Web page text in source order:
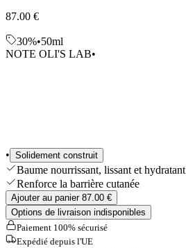
87.00 €
30%•50ml
NOTE OLI'S LAB•
• Solidement construit
Baume nourrissant, lissant et hydratant
Renforce la barrière cutanée
Ajouter au panier 87.00 €
Options de livraison indisponibles
Paiement 100% sécurisé
Expédié depuis l'UE